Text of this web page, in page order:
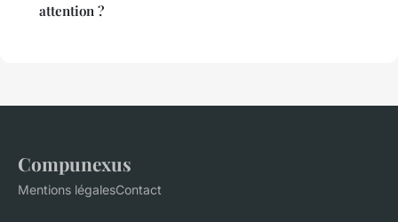
attention ?
Compunexus
Mentions légalesContact